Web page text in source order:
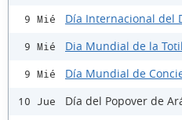
9 Mié Día Internacional del
9 Mié Dia Mundial de la
9 Mié Día Mundial de
10 Jue Día del Popover de